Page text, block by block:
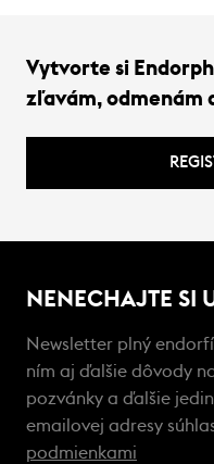
Vytvorte si
zľavám, odmenám
NENECHAJTE SI
Newsletter plný
ním aj ďalšie dôvody
pozvánky a ďalšie
emailovej adresy
podmienkami